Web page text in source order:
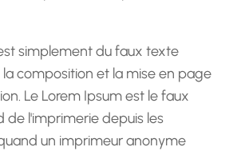
simplement du faux texte
composition et la mise en page
Le Lorem Ipsum est le faux
de l'imprimerie depuis les
un imprimeur anonyme